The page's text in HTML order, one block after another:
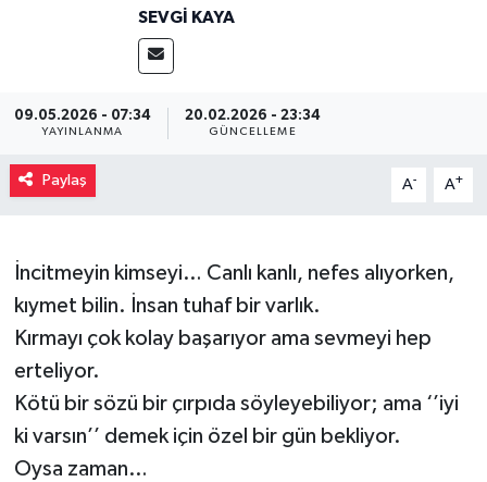
SEVGI KAYA
09.05.2026 - 07:34
YAYINLANMA
20.02.2026 - 23:34
GÜNCELLEME
Paylaş A- A+
İncitmeyin kimseyi… Canlı kanlı, nefes alıyorken,
kıymet bilin. İnsan tuhaf bir varlık.
Kırmayı çok kolay başarıyor ama sevmeyi hep
erteliyor.
Kötü bir sözü bir çırpıda söyleyebiliyor; ama ‘’iyi
ki varsın’’ demek için özel bir gün bekliyor.
Oysa zaman…
Haberler
Kültür Sanat
Magazin
Piyasa
Resmi İlanlar
Sağlık
Sinemalar
Son Dakika Haberleri
Haber Arşivi